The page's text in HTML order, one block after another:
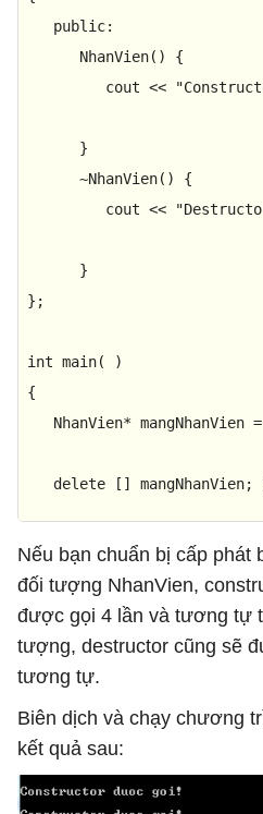
public:
NhanVien() {
         cout <<
      }
      ~
NhanVien() {
         cout <<
      }
};
int main( )
{
   NhanVien* mangNhanVien =
delete [] mangNhanVien;
return
;
}
Nếu bạn chuẩn bị cấp phát
đối tượng NhanVien,
được gọi 4 lần và tương tự
tượng, destructor cũng sẽ
tương tự.
Biên dịch và chạy chương
kết quả sau: